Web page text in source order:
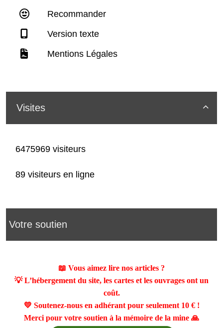
Recommander
Version texte
Mentions Légales

Visites
6475969 visiteurs
89 visiteurs en ligne
Votre soutien
📖 Vous aimez lire nos articles ?
💡 L’hébergement du site, les cartes et les ouvrages ont un
coût.
💛 Soutenez-nous en adhérant pour seulement 10 €!
Merci pour votre soutien à la mémoire de la mine 🙏